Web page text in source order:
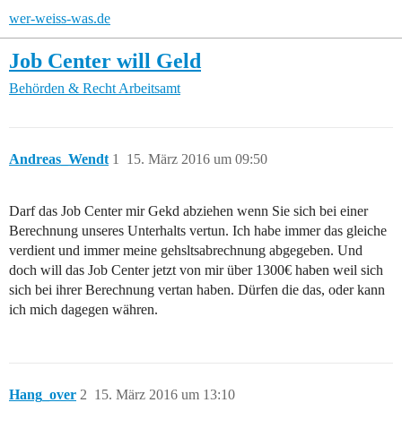
wer-weiss-was.de
Job Center will Geld
Behörden & Recht Arbeitsamt
Andreas_Wendt 15. März 2016 um 09:50
1
Darf das Job Center mir Gekd abziehen wenn Sie sich bei einer
Berechnung unseres Unterhalts vertun. Ich habe immer das gleiche
verdient und immer meine gehsltsabrechnung abgegeben. Und
doch will das Job Center jetzt von mir über 1300€ haben weil sich
sich bei ihrer Berechnung vertan haben. Dürfen die das, oder kann
ich mich dagegen währen.
Hang_over 15. März 2016 um 13:10
2